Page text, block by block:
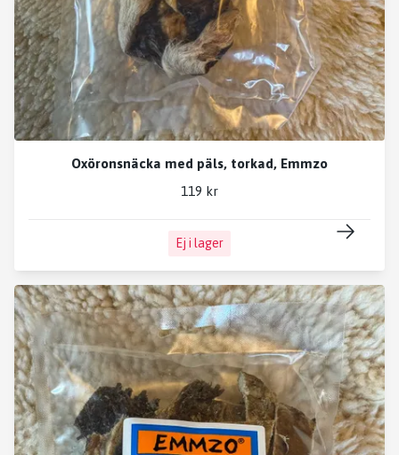
Oxöronsnäcka med päls, torkad, Emmzo
119 kr
Ej i lager